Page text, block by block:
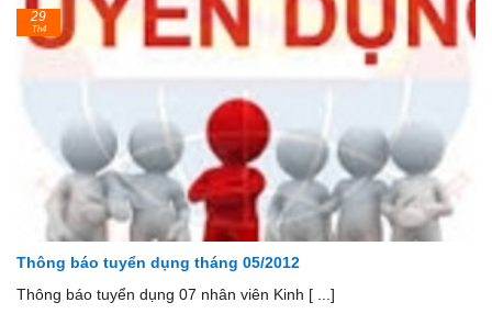
Thông báo tuyển dụng tháng 05/2012
Thông báo tuyển dụng 07 nhân viên Kinh [ ...]
29
Th4